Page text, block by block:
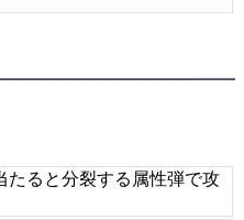
たると分裂する属性弾で攻